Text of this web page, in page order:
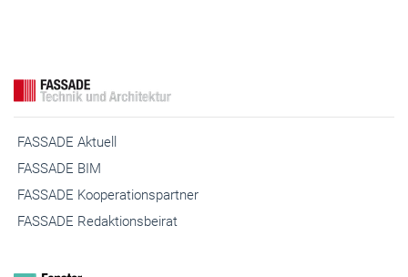
FASSADE Aktuell
FASSADE BIM
FASSADE Kooperationspartner
FASSADE Redaktionsbeirat